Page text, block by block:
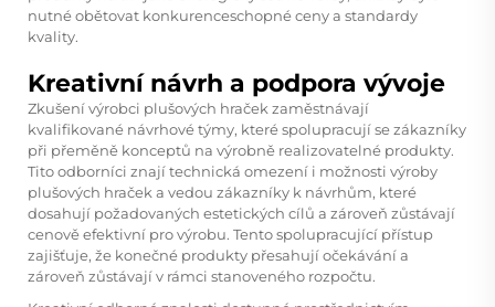
nutné obětovat konkurenceschopné ceny a standardy
kvality.
Kreativní návrh a podpora vývoje
Zkušení výrobci plušových hraček zaměstnávají
kvalifikované návrhové týmy, které spolupracují se zákazníky
při přeměně konceptů na výrobně realizovatelné produkty.
Tito odborníci znají technická omezení i možnosti výroby
plušových hraček a vedou zákazníky k návrhům, které
dosahují požadovaných estetických cílů a zároveň zůstávají
cenově efektivní pro výrobu. Tento spolupracující přístup
zajišťuje, že konečné produkty přesahují očekávání a
zároveň zůstávají v rámci stanoveného rozpočtu.